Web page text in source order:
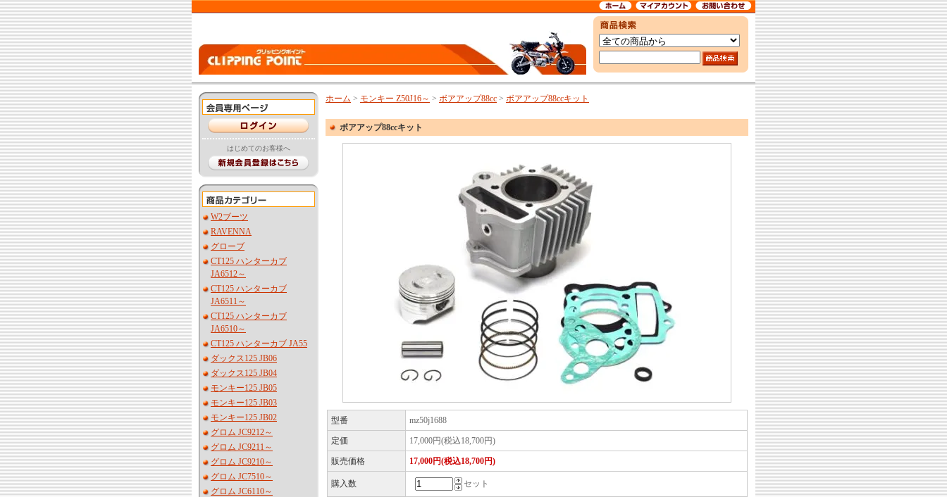
はじめてのお客様へ
W2ブーツ
RAVENNA
グローブ
CT125 ハンターカブ
JA6512～
CT125 ハンターカブ
JA6511～
CT125 ハンターカブ
JA6510～
CT125 ハンターカブ JA55
ダックス125 JB06
ダックス125 JB04
モンキー125 JB05
モンキー125 JB03
モンキー125 JB02
グロム JC9212～
グロム JC9211～
グロム JC9210～
グロム JC7510～
グロム JC6110～
ホーム > モンキー Z50J16～ > ボアアップ88cc > ボアアップ88ccキット
ボアアップ88ccキット
型番 mz50j1688
定価 17,000円(税込18,700円)
販売価格 17,000円(税込18,700円)
購入数 セット